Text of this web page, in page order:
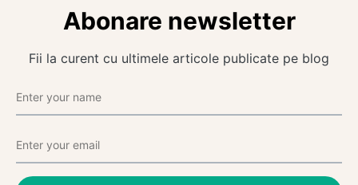
Abonare newsletter
Fii la curent cu ultimele articole publicate pe blog